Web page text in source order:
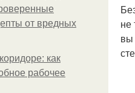
от вредных
как
рабочее
не
вы